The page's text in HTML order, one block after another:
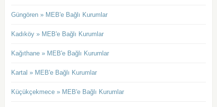
Güngören » MEB'e Bağlı Kurumlar
Kadıköy » MEB'e Bağlı Kurumlar
Kağıthane » MEB'e Bağlı Kurumlar
Kartal » MEB'e Bağlı Kurumlar
Küçükçekmece » MEB'e Bağlı Kurumlar